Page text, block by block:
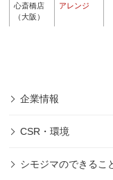
心斎橋店
（大阪）
アレンジ
企業情報
CSR・環境
シモジマのできるこ